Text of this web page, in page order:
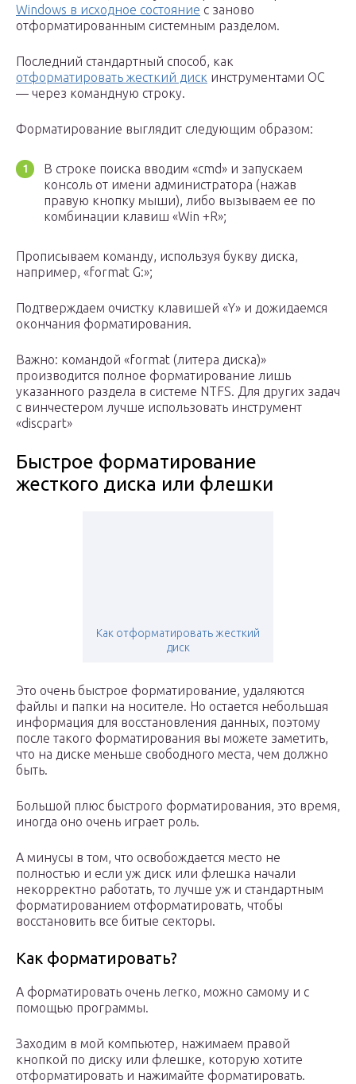
Windows в исходное состояние с заново
отформатированным системным разделом.
Последний стандартный способ, как
отформатировать жесткий диск инструментами ОС
— через командную строку.
Форматирование выглядит следующим образом:
В строке поиска вводим «cmd» и запускаем
консоль от имени администратора (нажав
правую кнопку мыши), либо вызываем ее по
комбинации клавиш «Win +R»;
Прописываем команду, используя букву диска,
например, «format G:»;
Подтверждаем очистку клавишей «Y» и дожидаемся
окончания форматирования.
Важно: командой «format (литера диска)»
производится полное форматирование лишь
указанного раздела в системе NTFS. Для других задач
с винчестером лучше использовать инструмент
«discpart»
Быстрое форматирование
жесткого диска или флешки
Как отформатировать жесткий
диск
Это очень быстрое форматирование, удаляются
файлы и папки на носителе. Но остается небольшая
информация для восстановления данных, поэтому
после такого форматирования вы можете заметить,
что на диске меньше свободного места, чем должно
быть.
Большой плюс быстрого форматирования, это время,
иногда оно очень играет роль.
А минусы в том, что освобождается место не
полностью и если уж диск или флешка начали
некорректно работать, то лучше уж и стандартным
форматированием отформатировать, чтобы
восстановить все битые секторы.
Как форматировать?
А форматировать очень легко, можно самому и с
помощью программы.
Заходим в мой компьютер, нажимаем правой
кнопкой по диску или флешке, которую хотите
отформатировать и нажимайте форматировать.